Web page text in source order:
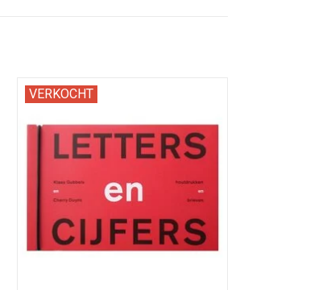
VERKOCHT
Klein oblong kaartenboekje met
correspondentie van de twee kunstenaars.